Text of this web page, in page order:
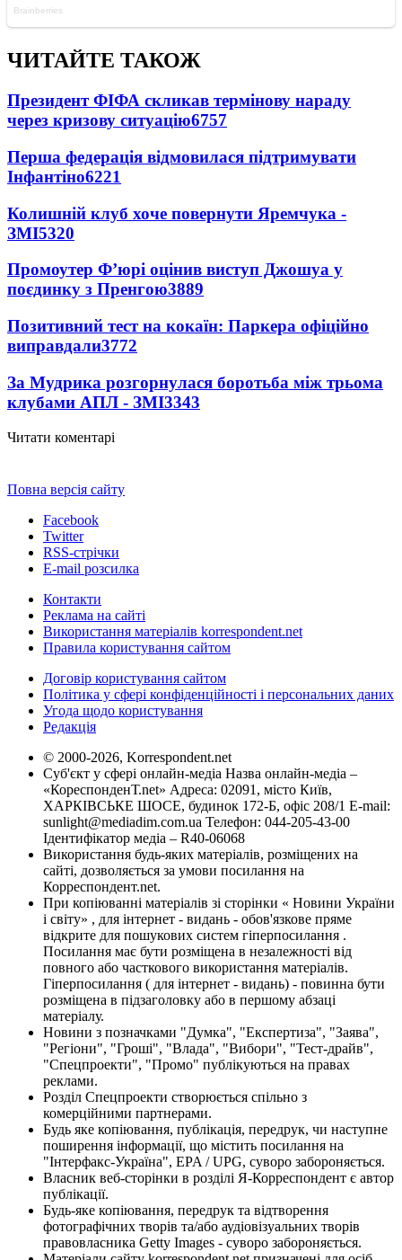
ЧИТАЙТЕ ТАКОЖ
Президент ФІФА скликав термінову нараду
через кризову ситуацію6757
Перша федерація відмовилася підтримувати
Інфантіно6221
Колишній клуб хоче повернути Яремчука -
ЗМІ5320
Промоутер Ф’юрі оцінив виступ Джошуа у
поєдинку з Пренгою3889
Позитивний тест на кокаїн: Паркера офіційно
виправдали3772
За Мудрика розгорнулася боротьба між трьома
клубами АПЛ - ЗМІ3343
Читати коментарі
Повна версія сайту
Facebook
Twitter
RSS-стрічки
E-mail розсилка
Контакти
Реклама на сайті
Використання матеріалів korrespondent.net
Правила користування сайтом
Договір користування сайтом
Політика у сфері конфіденційності і персональних даних
Угода щодо користування
Редакція
© 2000-2026, Korrespondent.net
Суб'єкт у сфері онлайн-медіа Назва онлайн-медіа –
«КореспонденТ.net» Адреса: 02091, місто Київ,
ХАРКІВСЬКЕ ШОСЕ, будинок 172-Б, офіс 208/1 E-mail:
sunlight@mediadim.com.ua Телефон: 044-205-43-00
Ідентифікатор медіа – R40-06068
Використання будь-яких матеріалів, розміщених на
сайті, дозволяється за умови посилання на
Корреспондент.net.
При копіюванні матеріалів зі сторінки « Новини України
і світу» , для інтернет - видань - обов'язкове пряме
відкрите для пошукових систем гіперпосилання .
Посилання має бути розміщена в незалежності від
повного або часткового використання матеріалів.
Гіперпосилання ( для інтернет - видань) - повинна бути
розміщена в підзаголовку або в першому абзаці
матеріалу.
Новини з позначками "Думка", "Експертиза", "Заява",
"Регіони", "Гроші", "Влада", "Вибори", "Тест-драйв",
"Спецпроекти", "Промо" публікуються на правах
реклами.
Розділ Спецпроекти створюється спільно з
комерційними партнерами.
Будь яке копіювання, публікація, передрук, чи наступне
поширення інформації, що містить посилання на
"Інтерфакс-Україна", EPA / UPG, суворо забороняється.
Власник веб-сторінки в розділі Я-Корреспондент є автор
публікації.
Будь-яке копіювання, передрук та відтворення
фотографічних творів та/або аудіовізуальних творів
правовласника Getty Images - суворо забороняється.